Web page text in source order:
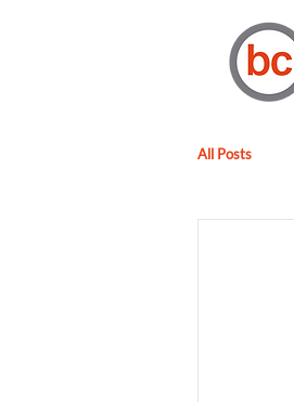
All Posts